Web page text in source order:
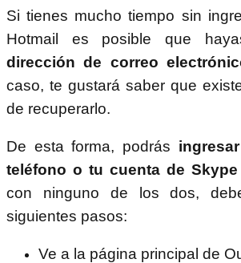
Si tienes mucho tiempo sin
Hotmail es posible que
dirección de correo
caso, te gustará saber que
de recuperarlo.
De esta forma, podrás
teléfono o tu cuenta de Skype
con ninguno de los dos,
siguientes pasos:
Ve a la página principal de